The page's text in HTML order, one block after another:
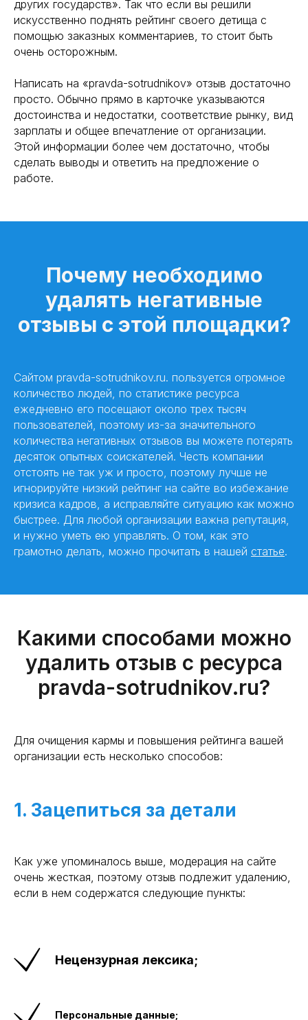
других государств». Так что если вы решили
искусственно поднять рейтинг своего детища с
помощью заказных комментариев, то стоит быть
очень осторожным.
Написать на «pravda-sotrudnikov» отзыв достаточно
просто. Обычно прямо в карточке указываются
достоинства и недостатки, соответствие рынку, вид
зарплаты и общее впечатление от организации.
Этой информации более чем достаточно, чтобы
сделать выводы и ответить на предложение о
работе.
Почему необходимо
удалять негативные
отзывы с этой площадки?
Сайтом pravda-sotrudnikov.ru. пользуется огромное
количество людей, по статистике ресурса
ежедневно его посещают около трех тысяч
пользователей, поэтому из-за значительного
количества негативных отзывов вы можете потерять
десяток опытных соискателей. Честь компании
отстоять не так уж и просто, поэтому лучше не
игнорируйте низкий рейтинг на сайте во избежание
кризиса кадров, а исправляйте ситуацию как можно
быстрее. Для любой организации важна репутация,
и нужно уметь ею управлять. О том, как это
грамотно делать, можно прочитать в нашей статье.
Какими способами можно
удалить отзыв с ресурса
pravda-sotrudnikov.ru?
Для очищения кармы и повышения рейтинга вашей
организации есть несколько способов:
1. Зацепиться за детали
Как уже упоминалось выше, модерация на сайте
очень жесткая, поэтому отзыв подлежит удалению,
если в нем содержатся следующие пункты:
Нецензурная лексика;
Персональные данные;